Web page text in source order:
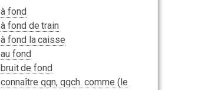
à fond
à fond de train
à fond lacaisse
au fond
bruitde fond
connaître qqn, qqch. comme (le